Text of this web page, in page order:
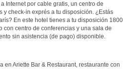
Internet por cable gratis, un centro de
y check-in exprés a tu disposición. ¿Estás
En este hotel tienes a tu disposición 1800
con centro de conferencias y una sala de
sin asistencia (de pago) disponible.
en Ariette Bar & Restaurant, restaurante con